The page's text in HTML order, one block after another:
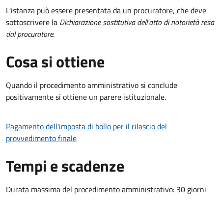
L'istanza può essere presentata da un procuratore, che deve
sottoscrivere la Dichiarazione sostitutiva dell'atto di notorietà resa
dal procuratore.
Cosa si ottiene
Quando il procedimento amministrativo si conclude
positivamente si ottiene un parere istituzionale.
Pagamento dell'imposta di bollo per il rilascio del
provvedimento finale
Tempi e scadenze
Durata massima del procedimento amministrativo: 30 giorni